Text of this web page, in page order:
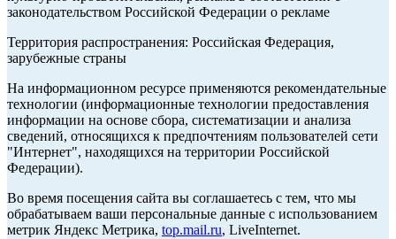
законодательством Российской Федерации о рекламе
Территория распространения: Российская Федерация,
зарубежные страны
На информационном ресурсе применяются рекомендательные
технологии (информационные технологии предоставления
информации на основе сбора, систематизации и анализа
сведений, относящихся к предпочтениям пользователей сети
"Интернет", находящихся на территории Российской
Федерации).
Во время посещения сайта вы соглашаетесь с тем, что мы
обрабатываем ваши персональные данные с использованием
метрик Яндекс Метрика, top.mail.ru, LiveInternet.